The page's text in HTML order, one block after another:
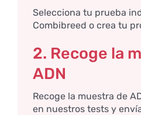
Selecciona tu prueba
Combibreed o crea tu
2. Recoge la
ADN
Recoge la muestra de
en nuestros tests y